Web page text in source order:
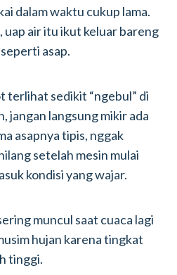
dalam waktu cukup lama.
uap air itu ikut keluar bareng
asap.
terlihat sedikit “ngebul” di
jangan langsung mikir ada
asapnya tipis, nggak
setelah mesin mulai
kondisi yang wajar.
muncul saat cuaca lagi
hujan karena tingkat
tinggi.